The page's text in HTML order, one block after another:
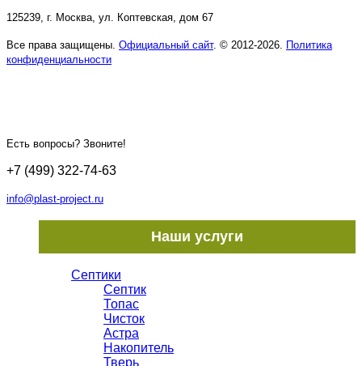
125239, г. Москва, ул. Коптевская, дом 67
Все права защищены. Официальный сайт. © 2012-2026. Политика
конфиденциальности
Есть вопросы? Звоните!
+7 (499) 322-74-63
info@plast-project.ru
Наши услуги
Септики
Септик
Топас
Чисток
Астра
Накопитель
Тверь